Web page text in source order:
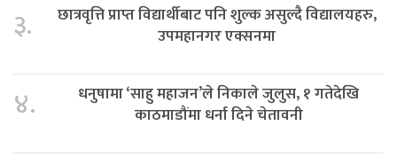
३.
छात्रवृत्ति प्राप्त विद्यार्थीबाट पनि शुल्क असुल्दै विद्यालयहरु,
उपमहानगर एक्सनमा
४.
धनुषामा ‘साहु महाजन’ले निकाले जुलुस, १ गतेदेखि
काठमाडौंमा धर्ना दिने चेतावनी